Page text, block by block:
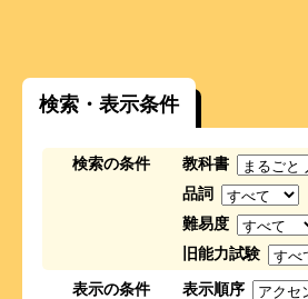
検索・表示条件
検索の条件 教科書
品詞
難易度
旧能力試験
表示の条件
表示順序